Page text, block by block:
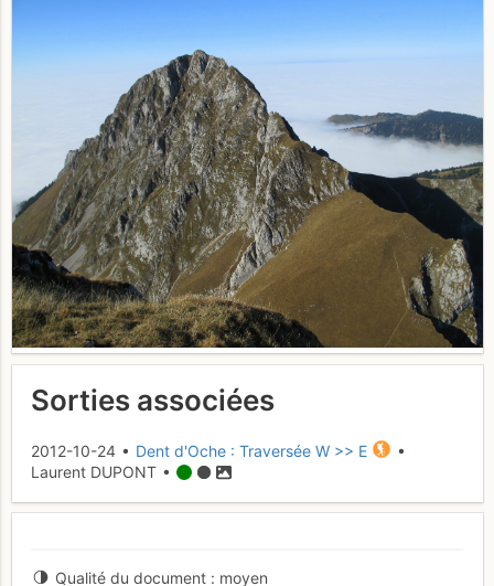
Sorties associées
2012-10-24 • Dent d'Oche : Traversée W >> E
•
Laurent DUPONT •
Qualité du document moyen